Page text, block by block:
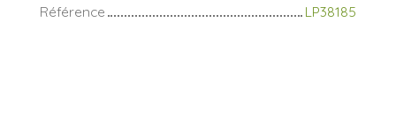
Référence
LP38185